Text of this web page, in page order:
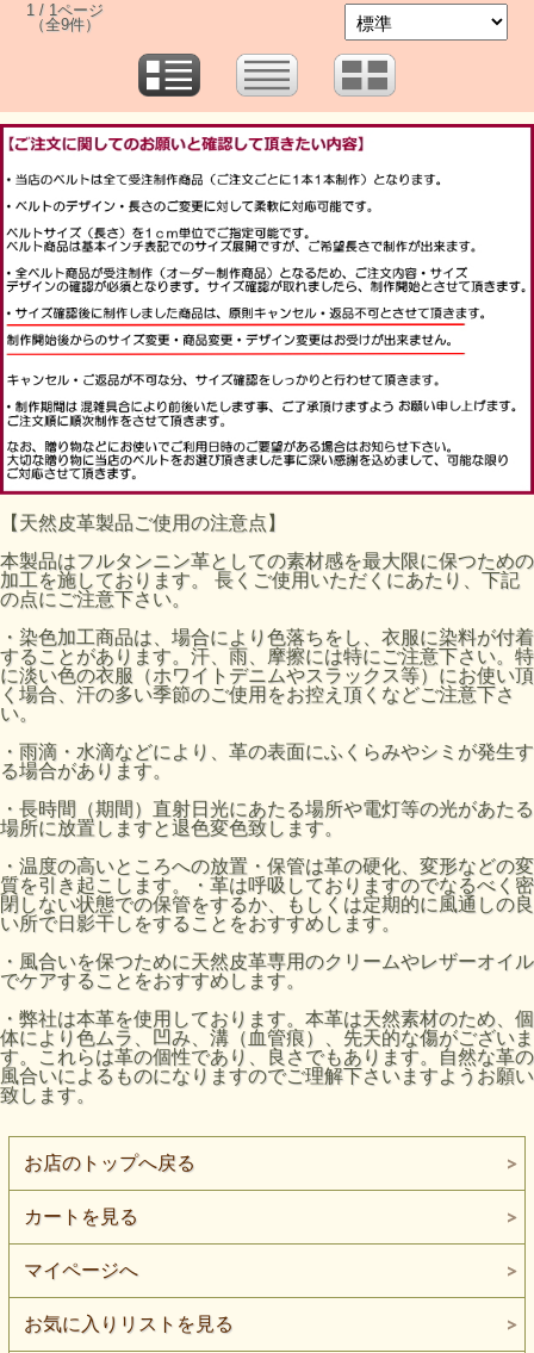
1 / 1ページ
（全9件）
【天然皮革製品ご使用の注意点】
本製品はフルタンニン革としての素材感を最大限に保つための
加工を施しております。 長くご使用いただくにあたり、下記
の点にご注意下さい。
・染色加工商品は、場合により色落ちをし、衣服に染料が付着
することがあります。汗、雨、摩擦には特にご注意下さい。特
に淡い色の衣服（ホワイトデニムやスラックス等）にお使い頂
く場合、汗の多い季節のご使用をお控え頂くなどご注意下さ
い。
・雨滴・水滴などにより、革の表面にふくらみやシミが発生す
る場合があります。
・長時間（期間）直射日光にあたる場所や電灯等の光があたる
場所に放置しますと退色変色致します。
・温度の高いところへの放置・保管は革の硬化、変形などの変
質を引き起こします。・革は呼吸しておりますのでなるべく密
閉しない状態での保管をするか、もしくは定期的に風通しの良
い所で日影干しをすることをおすすめします。
・風合いを保つために天然皮革専用のクリームやレザーオイル
でケアすることをおすすめします。
・弊社は本革を使用しております。本革は天然素材のため、個
体により色ムラ、凹み、溝（血管痕）、先天的な傷がございま
す。これらは革の個性であり、良さでもあります。自然な革の
風合いによるものになりますのでご理解下さいますようお願い
致します。
お店のトップへ戻る
カートを見る
マイページへ
お気に入りリストを見る